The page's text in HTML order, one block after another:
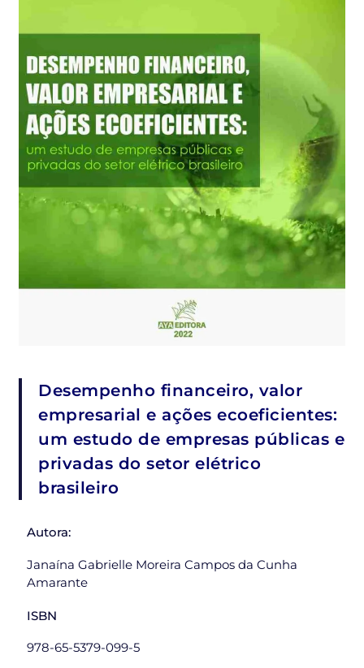
Desempenho financeiro, valor
empresarial e ações ecoeficientes:
um estudo de empresas públicas e
privadas do setor elétrico
brasileiro
Autora:
Janaína Gabrielle Moreira Campos da Cunha
Amarante
ISBN
978-65-5379-099-5